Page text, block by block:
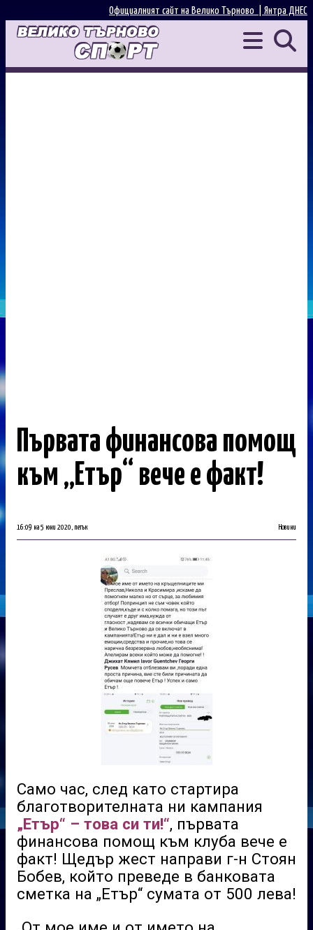
Янтра ДНЕС
Официалният сайт на Велико Търново |
Първата финансова помощ
към „Етър“ вече е факт!
16:09 на 5 юни 2020, петък Новини
Само час, след като стартира
благотворителната ни кампания
„Етър“ – това си ти!“, първата
финансова помощ към клуба вече е
факт! Щедър жест направи г-н Стоян
Бобев, който преведе в банковата
сметка на „Етър“ сумата от 500 лева!